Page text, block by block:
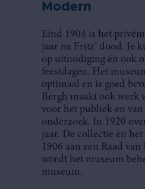
Modern
Eind 1904 is het
jaar na Fritz’ dood. Je
op uitnodiging én ook
feestdagen. Het
optimaal en is goed
Bergh maakt ook werk
voor het publiek en
onderzoek. In 1920
jaar. De collectie en
1906 aan een Raad
wordt het museum
museum.